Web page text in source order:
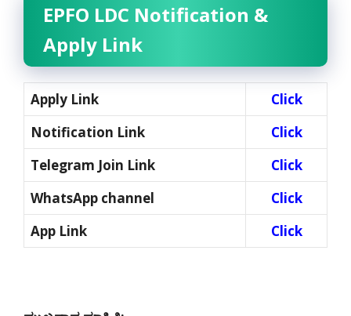
EPFO LDC Notification &
Apply Link
Apply Link
Click
Notification Link
Click
Telegram Join Link
Click
WhatsApp channel
Click
App Link
Click